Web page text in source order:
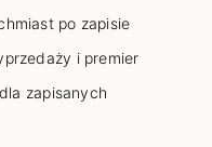
po zapisie
i premier
zapisanych